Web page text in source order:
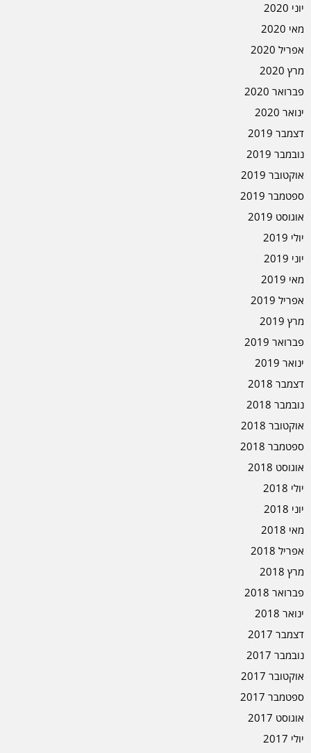
יוני 2020
מאי 2020
אפריל 2020
מרץ 2020
פברואר 2020
ינואר 2020
דצמבר 2019
נובמבר 2019
אוקטובר 2019
ספטמבר 2019
אוגוסט 2019
יולי 2019
יוני 2019
מאי 2019
אפריל 2019
מרץ 2019
פברואר 2019
ינואר 2019
דצמבר 2018
נובמבר 2018
אוקטובר 2018
ספטמבר 2018
אוגוסט 2018
יולי 2018
יוני 2018
מאי 2018
אפריל 2018
מרץ 2018
פברואר 2018
ינואר 2018
דצמבר 2017
נובמבר 2017
אוקטובר 2017
ספטמבר 2017
אוגוסט 2017
יולי 2017